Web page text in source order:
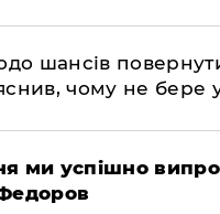
шансів
чому не бере
ми успішно